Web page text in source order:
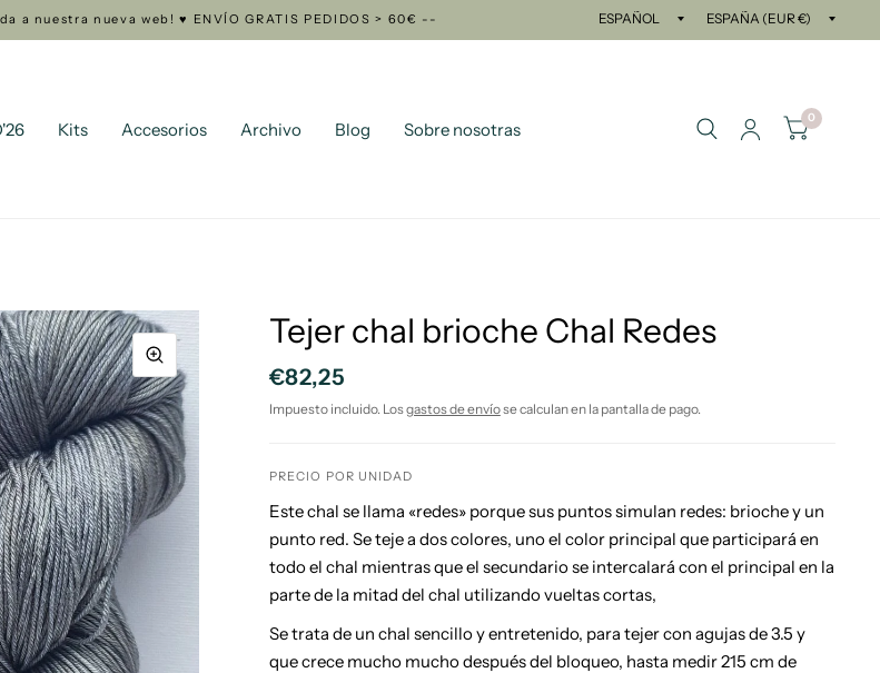
a nuestra nueva web! ♥ ENVÍO GRATIS PEDIDOS > 60€ --
Actualizar
Kits Accesorios Archivo Blog Sobre nosotras
0
Tejer chal brioche Chal Redes
€82,25
Impuesto incluido. Losgastos de envíose calculan en la pantalla de pago.
PRECIO POR UNIDAD
Este chal se llama «redes» porque sus puntos simulan redes: brioche y un
punto red. Se teje a dos colores, uno el color principal que participará en
todo el chal mientras que el secundario se intercalará con el principal en la
parte de la mitad del chal utilizando vueltas cortas,
Se trata de un chal sencillo y entretenido, para tejer con agujas de 3.5 y
que crece mucho mucho después del bloqueo, hasta medir 215 cm de